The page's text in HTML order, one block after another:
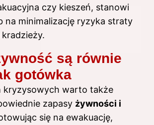
czy kieszeń, stanowi
na minimalizację ryzyka straty
są równie
gotówka
kryzysowych warto także
zapasy żywności i
się na ewakuację,